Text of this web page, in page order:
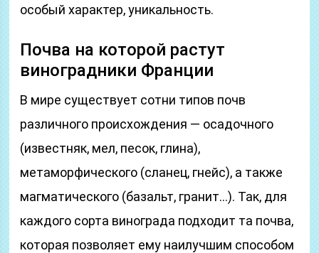
особый характер, уникальность.
Почва на которой растут
виноградники Франции
В мире существует сотни типов почв
различного происхождения — осадочного
(известняк, мел, песок, глина),
метаморфического (сланец, гнейс), а также
магматического (базальт, гранит…). Так, для
каждого сорта винограда подходит та почва,
которая позволяет ему наилучшим способом